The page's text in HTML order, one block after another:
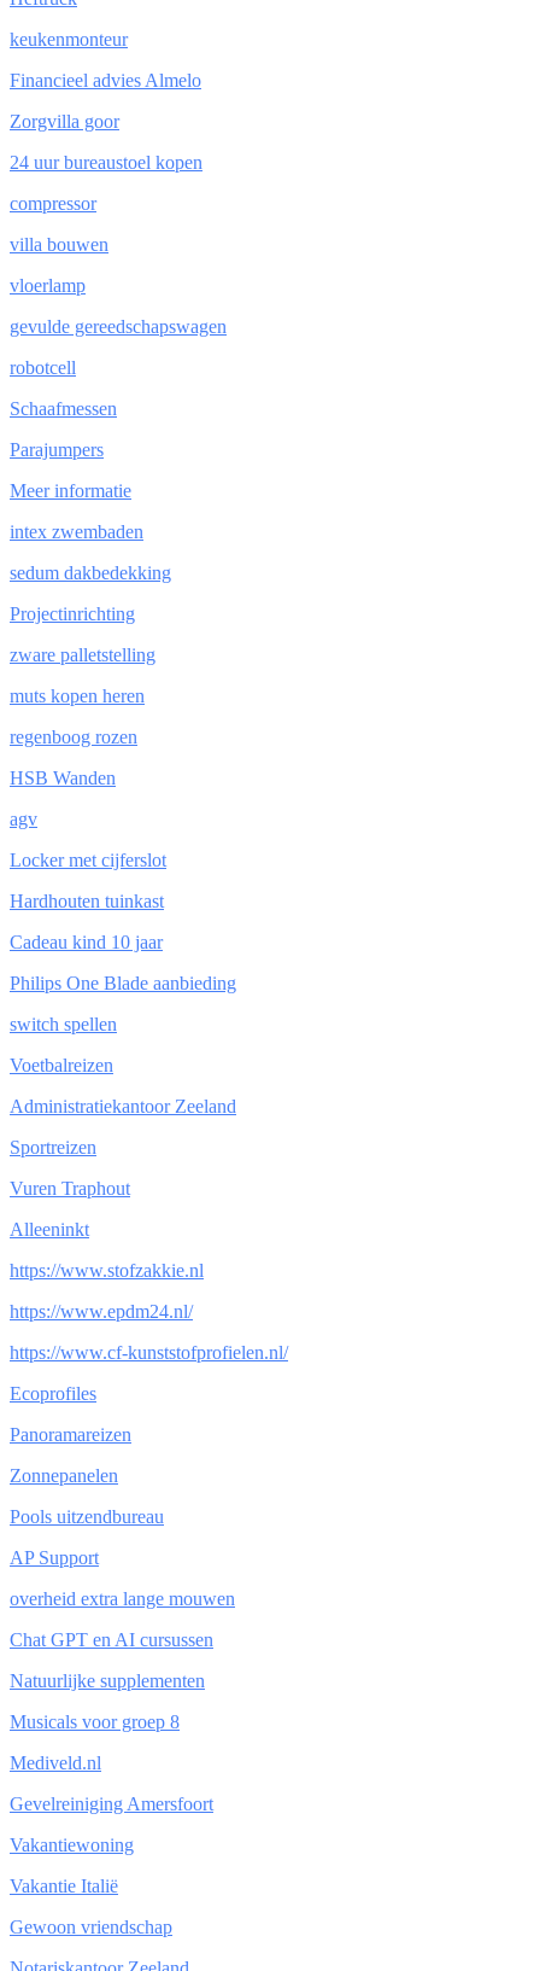
keukenmonteur
Financieel advies Almelo
Zorgvilla goor
24 uur bureaustoel kopen
compressor
villa bouwen
vloerlamp
gevulde gereedschapswagen
robotcell
Schaafmessen
Parajumpers
Meer informatie
intex zwembaden
sedum dakbedekking
Projectinrichting
zware palletstelling
muts kopen heren
regenboog rozen
HSB Wanden
agv
Locker met cijferslot
Hardhouten tuinkast
Cadeau kind 10 jaar
Philips One Blade aanbieding
switch spellen
Voetbalreizen
Administratiekantoor Zeeland
Sportreizen
Vuren Traphout
Alleeninkt
https://www.stofzakkie.nl
https://www.epdm24.nl/
https://www.cf-kunststofprofielen.nl/
Ecoprofiles
Panoramareizen
Zonnepanelen
Pools uitzendbureau
AP Support
overheid extra lange mouwen
Chat GPT en AI cursussen
Natuurlijke supplementen
Musicals voor groep 8
Mediveld.nl
Gevelreiniging Amersfoort
Vakantiewoning
Vakantie Italië
Gewoon vriendschap